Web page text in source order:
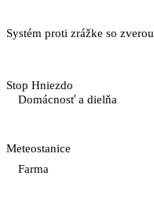
Systém proti zrážke so zverou
Stop Hniezdo
Domácnosť a dielňa
Meteostanice
Farma